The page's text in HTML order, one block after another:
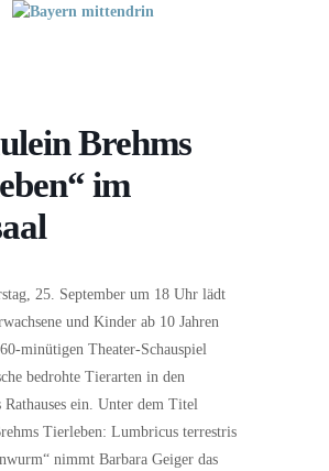
Brehms
im
25. September um 18 Uhr lädt
und Kinder ab 10 Jahren
minütigen Theater-Schauspiel
bedrohte Tierarten in den
Rathauses ein. Unter dem Titel
Tierleben: Lumbricus terrestris
nimmt Barbara Geiger das